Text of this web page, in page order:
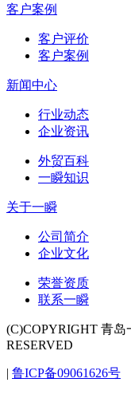
客户案例
客户评价
客户案例
新闻中心
行业动态
企业资讯
外贸百科
一瞬知识
关于一瞬
公司简介
企业文化
荣誉资质
联系一瞬
(C)COPYRIGHT 青
RESERVED
| 鲁ICP备09061626号